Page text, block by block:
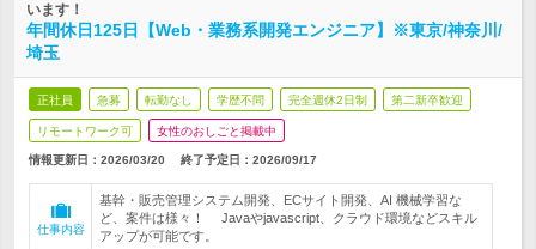
います！
年間休日125日【Web・業務系開発エンジニア】※東京/神奈川/
埼玉
正社員 急募 転勤なし 学歴不問 完全週休2日制 第二新卒歓迎
リモートワーク可 女性のおしごと掲載中
情報更新日：2026/03/20 終了予定日： 2026/09/17
仕事内容
基幹・販売管理システム開発、ECサイト開発、AI 機械学習な
ど、案件は様々！ Javaやjavascript、クラウド環境などスキル
アップが可能です。